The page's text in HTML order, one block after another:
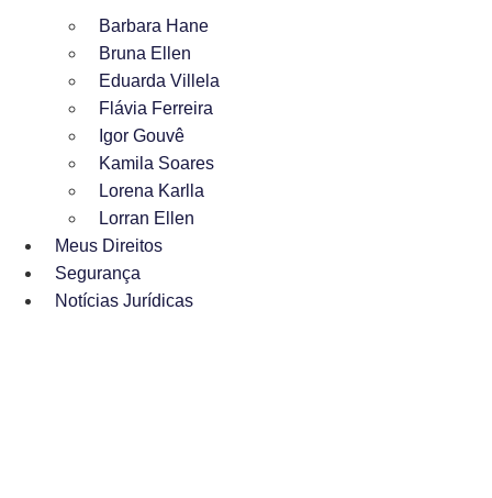
Barbara Hane
Bruna Ellen
Eduarda Villela
Flávia Ferreira
Igor Gouvê
Kamila Soares
Lorena Karlla
Lorran Ellen
Meus Direitos
Segurança
Notícias Jurídicas